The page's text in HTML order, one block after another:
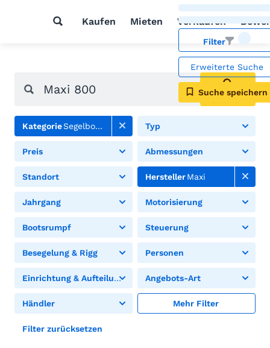
Kaufen Mieten Verkaufen
Filter
Erweiterte Suche
Suche speichern
Suchen
KategorieSegelboote Typ
Preis Abmessungen
Standort HerstellerMaxi
Jahrgang Motorisierung
Bootsrumpf Steuerung
Besegelung & Rigg Personen
Einrichtung & Aufteilung Angebots-Art
Händler Mehr Filter
Filter zurücksetzen